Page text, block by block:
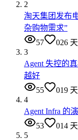
2
淘天集团发布
杂购物需求”
57
026
3
Agent 失控的
越好
55
019
4
Agent Infra 的
53
014
5